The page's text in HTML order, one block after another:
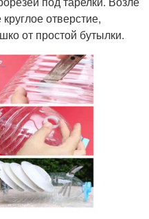
отверстие,
от простой бутылки.